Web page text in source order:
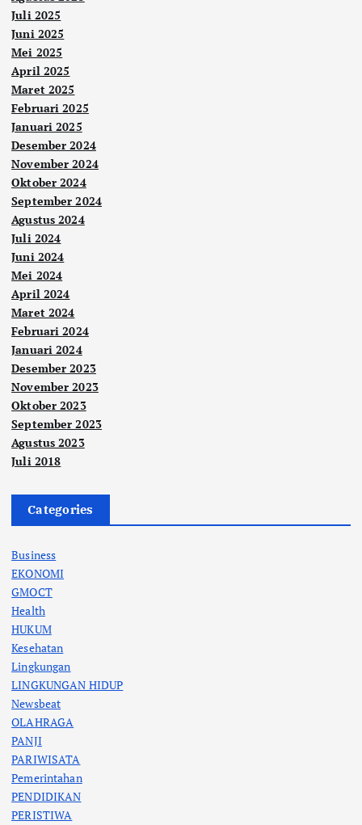
Juli 2025
Juni 2025
Mei 2025
April 2025
Maret 2025
Februari 2025
Januari 2025
Desember 2024
November 2024
Oktober 2024
September 2024
Agustus 2024
Juli 2024
Juni 2024
Mei 2024
April 2024
Maret 2024
Februari 2024
Januari 2024
Desember 2023
November 2023
Oktober 2023
September 2023
Agustus 2023
Juli 2018
Categories
Business
EKONOMI
GMOCT
Health
HUKUM
Kesehatan
Lingkungan
LINGKUNGAN HIDUP
Newsbeat
OLAHRAGA
PANJI
PARIWISATA
Pemerintahan
PENDIDIKAN
PERISTIWA